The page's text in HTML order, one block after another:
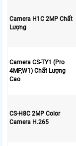
Camera H1C 2MP Chất
Lượng
Camera CS-TY1 (Pro
4MP,W1) Chất Lượng
Cao
CS-H8C 2MP Color
Camera H.265